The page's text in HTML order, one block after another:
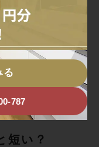
空断熱材の選
備の選定にお
的な利用を考
り扱いや設置
が推奨されま
短い？
る
787